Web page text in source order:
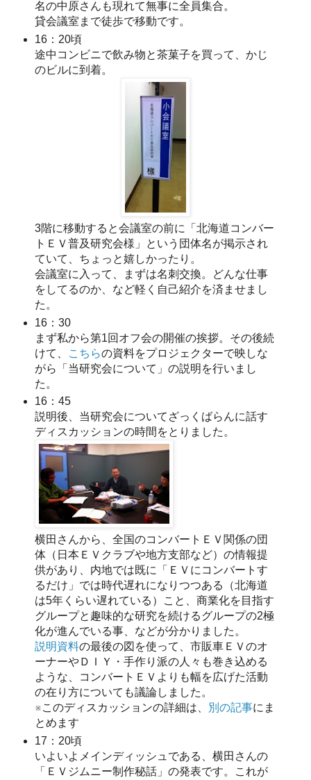
名の中原さんも現れて無事に全員集合。
貸会議室まで徒歩で移動です。
16：20頃
途中コンビニで飲み物と茶菓子を買って、かじ
のビルに到着。
3階に移動すると会議室の前に「北海道コンバー
トＥＶ普及研究会様」という団体名が掲示され
ていて、ちょっと嬉しかったり。
会議室に入って、まずは名刺交換。どんな仕事
をしてるのか、など軽く自己紹介を済ませまし
た。
16：30
まず私から第1回オフ会の開催の挨拶。その後続
けて、
こちらの資料をプロジェクターで映しな
がら「当研究会について」の説明を行いまし
た。
16：45
説明後、当研究会についてざっくばらんに話す
ディスカッションの時間をとりました。
横田さんから、全国のコンバートＥＶ関係の団
体（日本ＥＶクラブや地方支部など）の情報提
供があり、内地では既に「ＥＶにコンバートす
るだけ」では時代遅れになりつつある（北海道
は5年くらい遅れている）こと、商業化を目指す
グループと趣味的な研究を続けるグループの2極
化が進んでいる事、などが分かりました。
説明資料の最後の図を使って、市販車ＥＶのオ
ーナーやＤＩＹ・手作り派の人々も巻き込める
ような、コンバートＥＶよりも幅を広げた活動
の在り方についても議論しました。
※このディスカッションの詳細は、
別の記事にま
とめます
17：20頃
いよいよメインディッシュである、横田さんの
「ＥＶジムニー制作秘話」の発表です。これが